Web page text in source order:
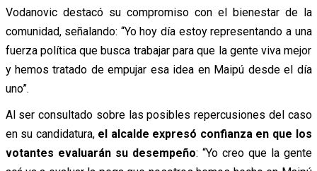
Vodanovic destacó su compromiso con el bienestar de la
comunidad, señalando: “Yo hoy día estoy representando a una
fuerza política que busca trabajar para que la gente viva mejor
y hemos tratado de empujar esa idea en Maipú desde el día
uno”.
Al ser consultado sobre las posibles repercusiones del caso
en su candidatura, el alcalde expresó confianza en que los
votantes evaluarán su desempeño: “Yo creo que la gente